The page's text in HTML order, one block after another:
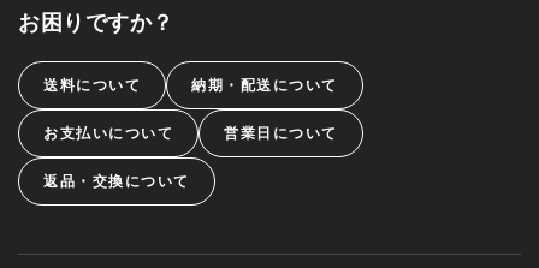
お困りですか？
送料について 納期・配送について
お支払いについて 営業日について
返品・交換について